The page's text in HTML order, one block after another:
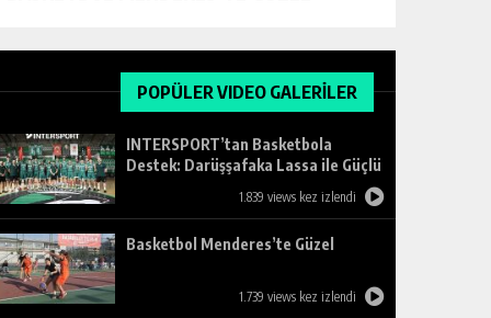
POPÜLER VIDEO GALERİLER
INTERSPORT’tan Basketbola
Destek: Darüşşafaka Lassa ile Güçlü
1.839 views kez izlendi
Basketbol Menderes’te Güzel
1.739 views kez izlendi